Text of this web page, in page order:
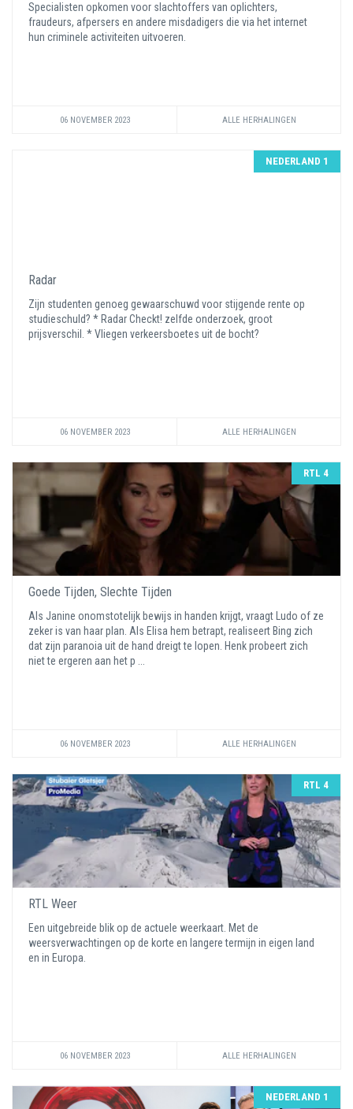
Specialisten opkomen voor slachtoffers van oplichters,
fraudeurs, afpersers en andere misdadigers die via het internet
hun criminele activiteiten uitvoeren.
06 NOVEMBER 2023 ALLE HERHALINGEN
NEDERLAND 1
Radar
Zijn studenten genoeg gewaarschuwd voor stijgende rente op
studieschuld? * Radar Checkt! zelfde onderzoek, groot
prijsverschil. * Vliegen verkeersboetes uit de bocht?
06 NOVEMBER 2023 ALLE HERHALINGEN
RTL 4
Goede Tijden, Slechte Tijden
Als Janine onomstotelijk bewijs in handen krijgt, vraagt Ludo of ze
zeker is van haar plan. Als Elisa hem betrapt, realiseert Bing zich
dat zijn paranoia uit de hand dreigt te lopen. Henk probeert zich
niet te ergeren aan het p ...
06 NOVEMBER 2023 ALLE HERHALINGEN
RTL 4
RTL Weer
Een uitgebreide blik op de actuele weerkaart. Met de
weersverwachtingen op de korte en langere termijn in eigen land
en in Europa.
06 NOVEMBER 2023 ALLE HERHALINGEN
NEDERLAND 1